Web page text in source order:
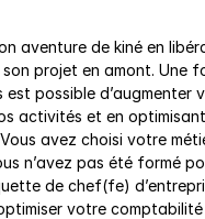
aventure de kiné en
projet en amont. Une
est possible d’augmenter
activités et en
avez choisi votre
n’avez pas été formé
de chef(fe)
votre